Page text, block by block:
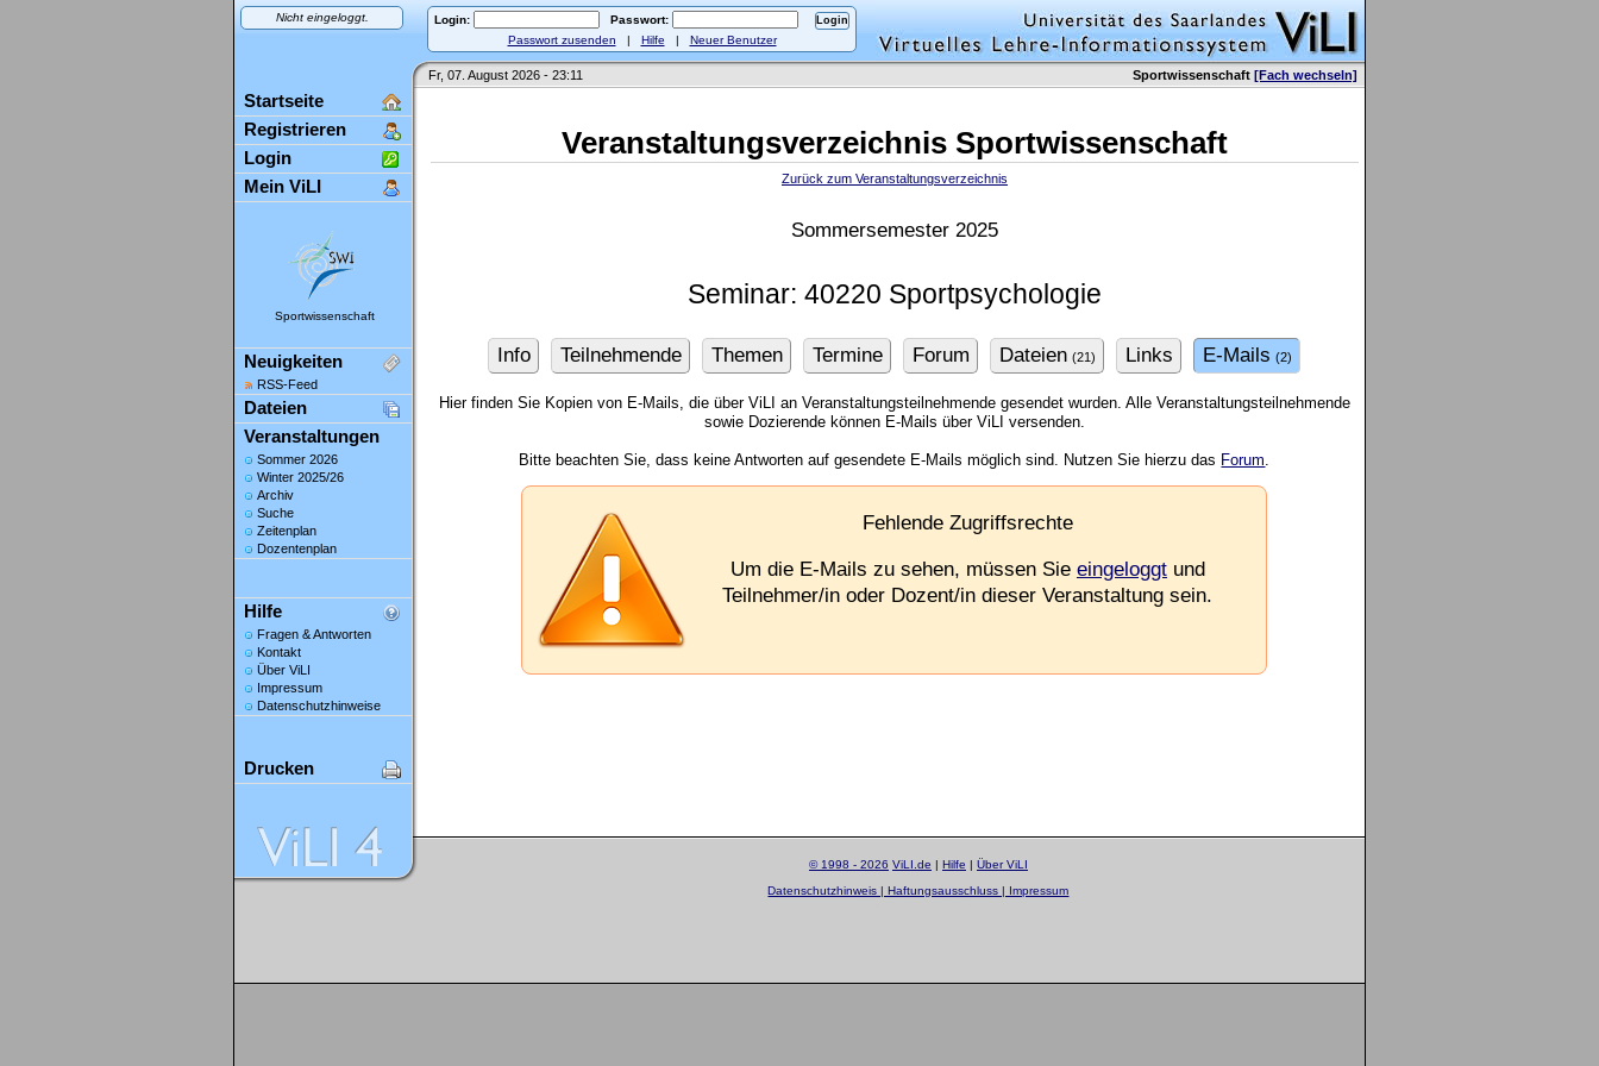
Nicht eingeloggt. Login:
Passwort:
Passwort zusenden | Hilfe | Neuer Benutzer
Fr, 07. August 2026 - 23:11 Sportwissenschaft [Fach wechseln]
Startseite
Registrieren
Login
Mein ViLI
Sportwissenschaft
Neuigkeiten
RSS-Feed
Dateien
Veranstaltungen
Sommer 2026
Winter 2025/26
Archiv
Suche
Zeitenplan
Dozentenplan
Hilfe
Fragen & Antworten
Kontakt
Über ViLI
Impressum
Datenschutzhinweise
Drucken
Veranstaltungsverzeichnis Sportwissenschaft
Zurück zum Veranstaltungsverzeichnis
Sommersemester 2025
Seminar: 40220 Sportpsychologie
Info Teilnehmende Themen Termine Forum Dateien (21) Links E-Mails (2)
Hier finden Sie Kopien von E-Mails, die über ViLI an Veranstaltungsteilnehmende gesendet wurden. Alle Veranstaltungsteilnehmende
sowie Dozierende können E-Mails über ViLI versenden.
Bitte beachten Sie, dass keine Antworten auf gesendete E-Mails möglich sind. Nutzen Sie hierzu das Forum
Fehlende Zugriffsrechte
Um die E-Mails zu sehen, müssen Sie eingeloggtund
Teilnehmer/in oder Dozent/in dieser Veranstaltung sein.
© 1998 - 2026 ViLI.de | Hilfe | Über ViLI
Datenschutzhinweis | Haftungsausschluss | Impressum